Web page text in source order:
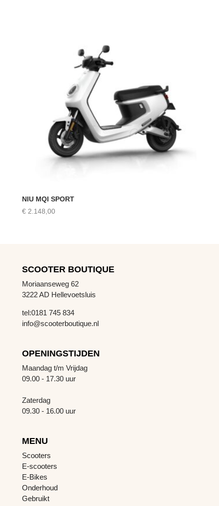
NIU MQI SPORT
€2.148,00
SCOOTER BOUTIQUE
Moriaanseweg 62
3222 AD Hellevoetsluis
tel:0181 745 834
info@scooterboutique.nl
OPENINGSTIJDEN
Maandag t/m Vrijdag
09.00 - 17.30 uur
Zaterdag
09.30 - 16.00 uur
MENU
Scooters
E-scooters
E-Bikes
Onderhoud
Gebruikt